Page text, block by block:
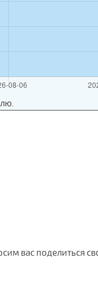
вас поделиться